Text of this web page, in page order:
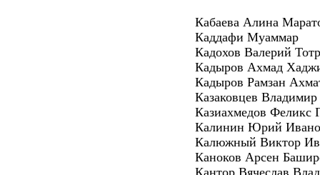
Кабаева Алина
Каддафи Муаммар
Кадохов Валерий
Кадыров Ахмад
Кадыров Рамзан
Казаковцев
Казиахмедов Феликс
Калинин Юрий
Калюжный Виктор
Каноков Арсен
Кантор Вячеслав